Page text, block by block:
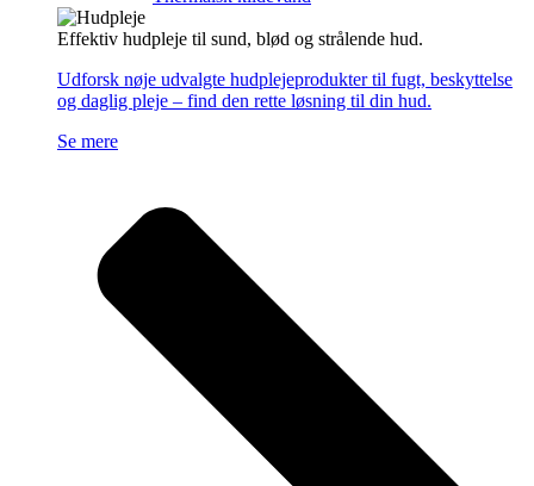
Effektiv hudpleje til sund, blød og strålende hud.
Udforsk nøje udvalgte hudplejeprodukter til fugt, beskyttelse
og daglig pleje – find den rette løsning til din hud.
Se mere